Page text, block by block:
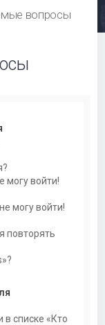
вопросы
могу войти!
могу войти!
повторять
списке «Кто